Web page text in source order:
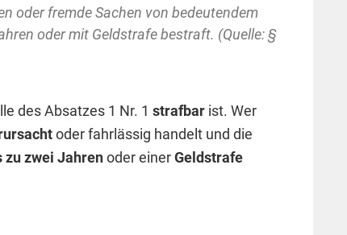
oder fremde Sachen von bedeutendem
oder mit Geldstrafe bestraft. (Quelle: §
des Absatzes 1 Nr. 1 strafbar ist. Wer
oder fahrlässig handelt und die
zu zwei Jahrenoder einerGeldstrafe